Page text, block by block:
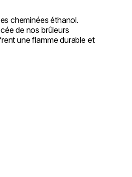
cheminées éthanol.
de nos brûleurs
une flamme durable et